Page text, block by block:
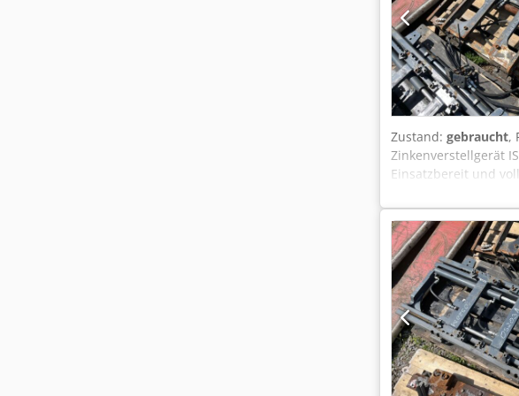
Zustand: gebraucht,
Zinkenverstellgerät
Einsatzbereit und
Capacity 3500 kg